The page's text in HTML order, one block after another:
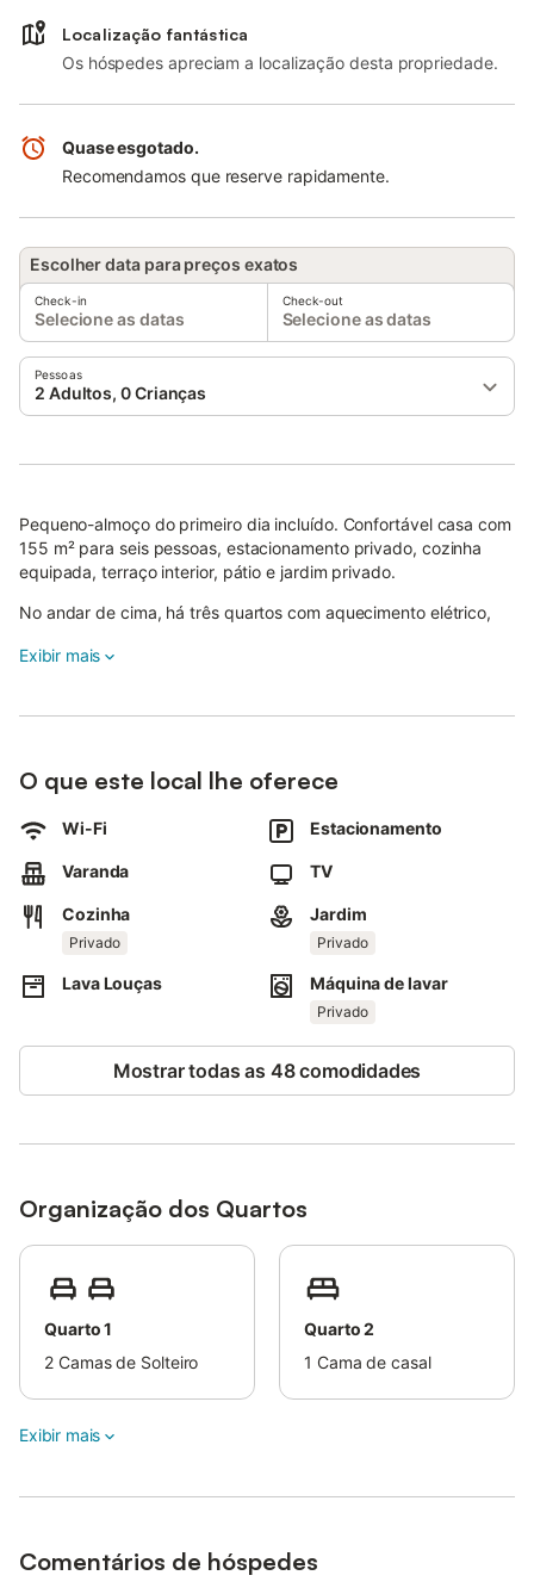
Localização fantástica
Os hóspedes apreciam a localização desta propriedade.
Quase esgotado.
Recomendamos que reserve rapidamente.
Escolher data para preços exatos
Check-in
Selecione as datas
Check-out
Selecione as datas
Pessoas
2 Adultos, 0 Crianças
Pequeno-almoço do primeiro dia incluído. Confortável casa com
155 m² para seis pessoas, estacionamento privado, cozinha
equipada, terraço interior, pátio e jardim privado.
No andar de cima, há três quartos com aquecimento elétrico,
banho completa.
da praia, numa área calma mas não isolada.
Ideal para quem procura descanso e proximidade ao mar, com
Exibir mais
O que este local lhe oferece
Wi-Fi Estacionamento
Varanda TV
Cozinha
Privado
Jardim
Privado
Lava Louças Máquina de lavar
Privado
Mostrar todas as 48 comodidades
Organização dos Quartos
Quarto 1
2 Camas de Solteiro
Quarto 2
1 Cama de casal
Exibir mais
Comentários de hóspedes